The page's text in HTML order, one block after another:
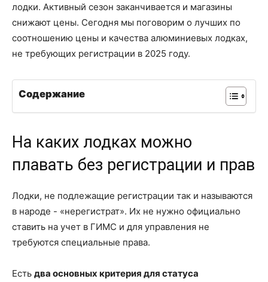
лодки. Активный сезон заканчивается и магазины
снижают цены. Сегодня мы поговорим о лучших по
соотношению цены и качества алюминиевых лодках,
не требующих регистрации в 2025 году.
Содержание
На каких лодках можно
плавать без регистрации и прав
Лодки, не подлежащие регистрации так и называются
в народе - «нерегистрат». Их не нужно официально
ставить на учет в ГИМС и для управления не
требуются специальные права.
Есть два основных критерия для статуса